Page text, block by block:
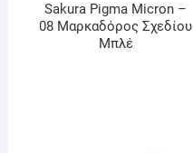
Sakura Pigma Micron –
08 Μαρκαδόρος Σχεδίου
Μπλέ